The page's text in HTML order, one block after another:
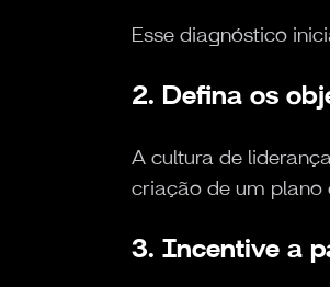
Esse diagnóstico
2. Defina os
A cultura de
criação de um plano
3. Incentive a